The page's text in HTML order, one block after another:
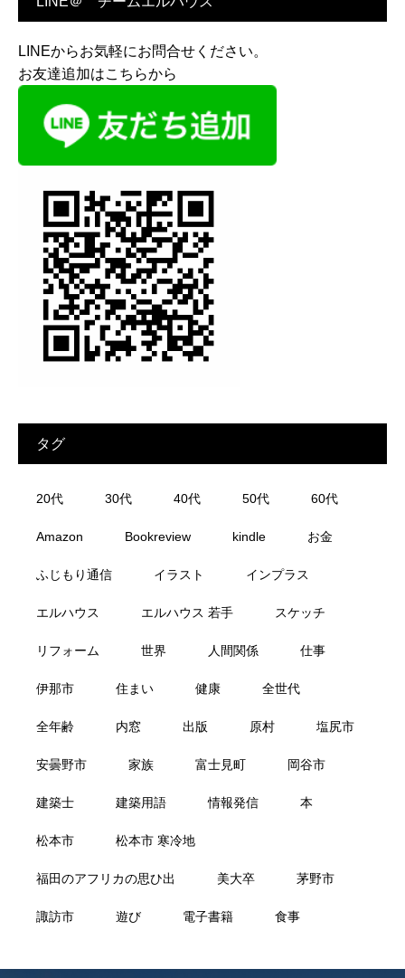
LINEからお気軽にお問合せください。
お友達追加はこちらから
タグ
20代 30代 40代 50代 60代
Amazon Bookreview kindle お金
ふじもり通信 イラスト インプラス
エルハウス エルハウス 若手 スケッチ
リフォーム 世界 人間関係 仕事
伊那市 住まい 健康 全世代
全年齢 内窓 出版 原村 塩尻市
安曇野市 家族 富士見町 岡谷市
建築士 建築用語 情報発信 本
松本市 松本市 寒冷地
福田のアフリカの思ひ出 美大卒 茅野市
諏訪市 遊び 電子書籍 食事